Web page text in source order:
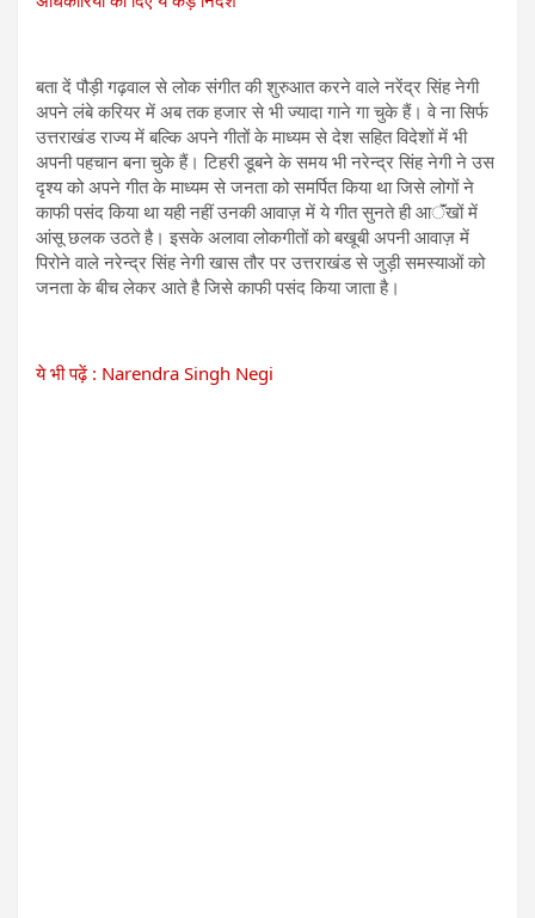
बता दें पौड़ी गढ़वाल से लोक संगीत की शुरुआत करने वाले नरेंद्र सिंह नेगी
अपने लंबे करियर में अब तक हजार से भी ज्यादा गाने गा चुके हैं। वे ना सिर्फ
उत्तराखंड राज्य में बल्कि अपने गीतों के माध्यम से देश सहित विदेशों में भी
अपनी पहचान बना चुके हैं। टिहरी डूबने के समय भी नरेन्द्र सिंह नेगी ने उस
दृश्य को अपने गीत के माध्यम से जनता को समर्पित किया था जिसे लोगों ने
काफी पसंद किया था यही नहीं उनकी आवाज़ में ये गीत सुनते ही आॅंखों में
आंसू छलक उठते है। इसके अलावा लोकगीतों को बखूबी अपनी आवाज़ में
पिरोने वाले नरेन्द्र सिंह नेगी खास तौर पर उत्तराखंड से जुड़ी समस्याओं को
जनता के बीच लेकर आते है जिसे काफी पसंद किया जाता है।
ये भी पढ़ें : Narendra Singh Negi